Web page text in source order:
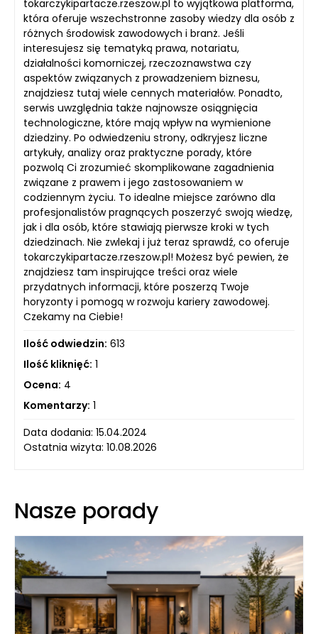
tokarczykipartacze.rzeszow.pl to wyjątkowa platforma,
która oferuje wszechstronne zasoby wiedzy dla osób z
różnych środowisk zawodowych i branż. Jeśli
interesujesz się tematyką prawa, notariatu,
działalności komorniczej, rzeczoznawstwa czy
aspektów związanych z prowadzeniem biznesu,
znajdziesz tutaj wiele cennych materiałów. Ponadto,
serwis uwzględnia także najnowsze osiągnięcia
technologiczne, które mają wpływ na wymienione
dziedziny. Po odwiedzeniu strony, odkryjesz liczne
artykuły, analizy oraz praktyczne porady, które
pozwolą Ci zrozumieć skomplikowane zagadnienia
związane z prawem i jego zastosowaniem w
codziennym życiu. To idealne miejsce zarówno dla
profesjonalistów pragnących poszerzyć swoją wiedzę,
jak i dla osób, które stawiają pierwsze kroki w tych
dziedzinach. Nie zwlekaj i już teraz sprawdź, co oferuje
tokarczykipartacze.rzeszow.pl! Możesz być pewien, że
znajdziesz tam inspirujące treści oraz wiele
przydatnych informacji, które poszerzą Twoje
horyzonty i pomogą w rozwoju kariery zawodowej.
Czekamy na Ciebie!
Ilość odwiedzin: 613
Ilość kliknięć: 1
Ocena: 4
Komentarzy: 1
Data dodania: 15.04.2024
Ostatnia wizyta: 10.08.2026
Nasze porady